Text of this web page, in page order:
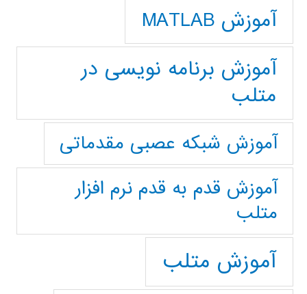
آموزش MATLAB
آموزش برنامه نویسی در
متلب
آموزش شبکه عصبی مقدماتی
آموزش قدم به قدم نرم افزار
متلب
آموزش متلب